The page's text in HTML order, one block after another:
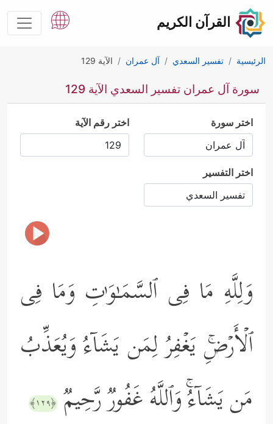
القرآن الكريم
الرئيسية تفسير السعدي آل عمران الآية 129
سورة آل عمران تفسير السعدي الآية 129
اختر سورة اختر رقم الآية
اختر التفسير
وَلِلَّهِ مَا فِی ٱلسَّمَـٰوَ ٰ⁠تِ وَمَا فِی
ٱلۡأَرۡضِۚ یَغۡفِرُ لِمَن یَشَاۤءُ وَیُعَذِّبُ
مَن یَشَاۤءُۚ وَٱللَّهُ غَفُورࣱ رَّحِیمࣱ ﴿١٢٩﴾